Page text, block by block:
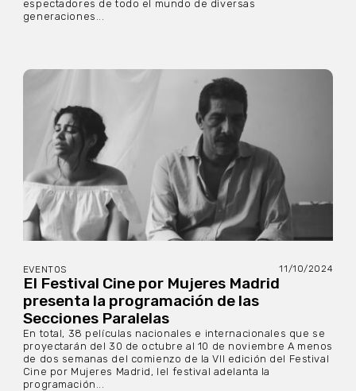
espectadores de todo el mundo de diversas
generaciones...
EVENTOS 11/10/2024
El Festival Cine por Mujeres Madrid
presenta la programación de las
Secciones Paralelas
En total, 38 películas nacionales e internacionales que se
proyectarán del 30 de octubre al 10 de noviembre A menos
de dos semanas del comienzo de la VII edición del Festival
Cine por Mujeres Madrid, lel festival adelanta la
programación...